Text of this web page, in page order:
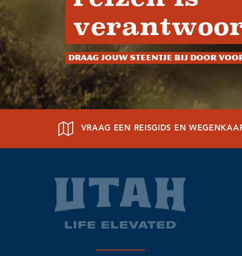
Draag jouw steentje bij door
VRAAG EEN REISGIDS EN